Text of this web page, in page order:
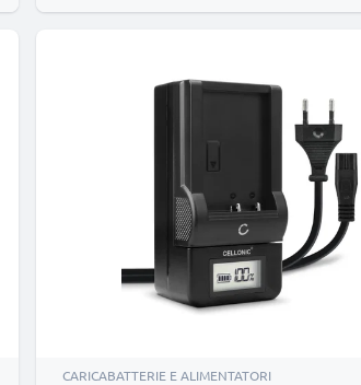
CARICABATTERIE E ALIMENTATORI